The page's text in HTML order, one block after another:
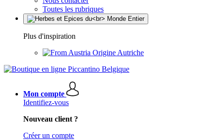
Toutes les rubriques
Plus d'inspiration
Origine Autriche
Mon compte
Identifiez-vous
Nouveau client ?
Créer un compte